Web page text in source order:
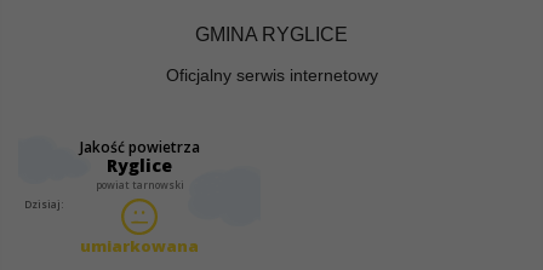
GMINA RYGLICE
Oficjalny serwis internetowy